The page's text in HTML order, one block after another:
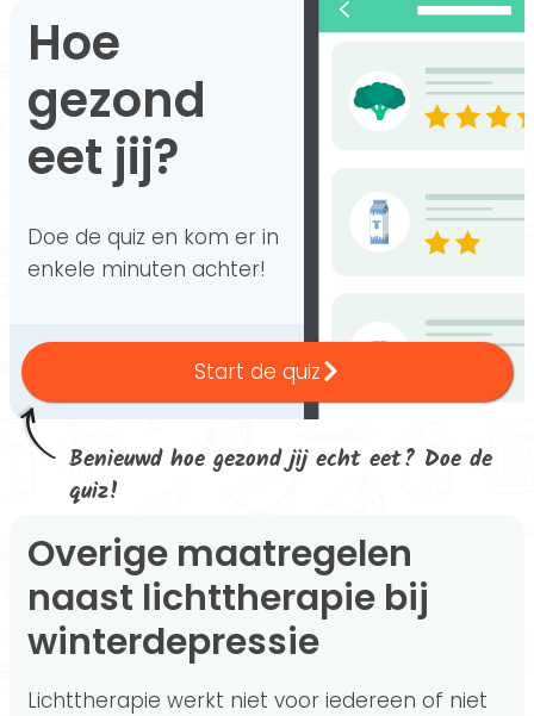
Benieuwd hoe gezond jij echt eet? Doe de
quiz!
Hoe
gezond
eet jij?
Doe de quiz en kom er in
enkele minuten achter!
Start de quiz
Overige maatregelen
naast lichttherapie bij
winterdepressie
Lichttherapie werkt niet voor iedereen of niet